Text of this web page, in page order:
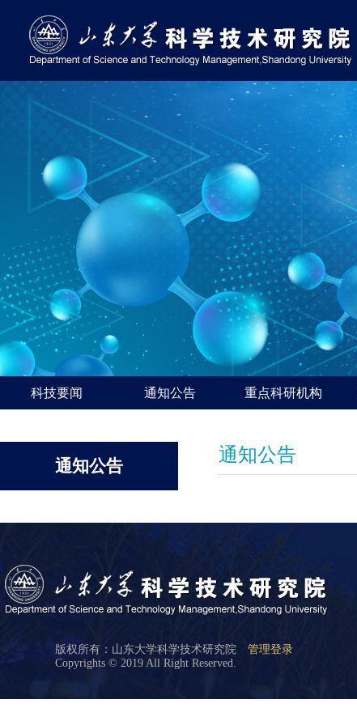
科技要闻 通知公告 重点科研机构
通知公告
通知公告
版权所有：山东大学科学技术研究院 管理登录
Copyrights © 2019 All Right Reserved.